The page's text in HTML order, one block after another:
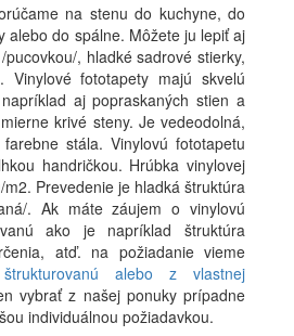
na stenu do kuchyne, do
alebo do spálne. Môžete ju lepiť aj
, hladké sadrové stierky,
Vinylové fototapety majú skvelú
aj popraskaných stien a
krivé steny. Je vedeodolná,
stála. Vinylovú fototapetu
handričkou. Hrúbka vinylovej
Prevedenie je hladká štruktúra
. Ak máte záujem o vinylovú
ako je napríklad štruktúra
atď. na požiadanie vieme
alebo z vlastnej
vybrať z našej ponuky prípadne
individuálnou požiadavkou.